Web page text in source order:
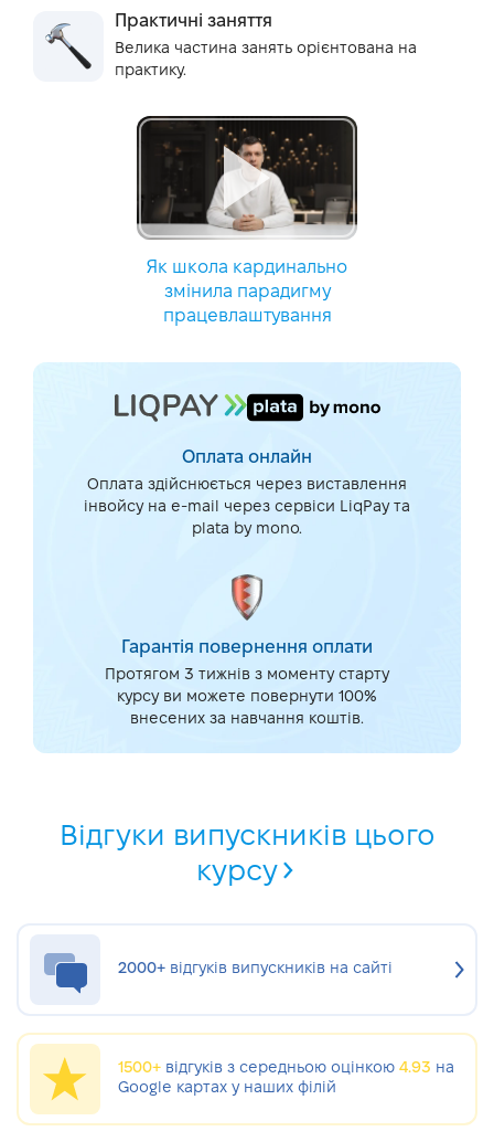
Практичні заняття
Велика частина занять орієнтована на
практику.
Як школа кардинально
змінила парадигму
працевлаштування
Оплата онлайн
Оплата здійснюється через виставлення
інвойсу на e-mail через сервіси LiqPay та
plata by mono.
Гарантія повернення оплати
Протягом 3 тижнів з моменту старту
курсу ви можете повернути 100%
внесених за навчання коштів.
Відгуки випускників цього
курсу
2000+ відгуків випускників на сайті
1500+ відгуків з середньою оцінкою 4.93 на
Google картах у наших філій